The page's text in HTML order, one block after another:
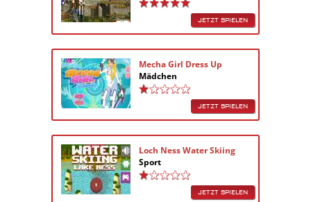
JETZT SPIELEN
Mecha Girl Dress Up
Mädchen
JETZT SPIELEN
Loch Ness Water Skiing
Sport
JETZT SPIELEN